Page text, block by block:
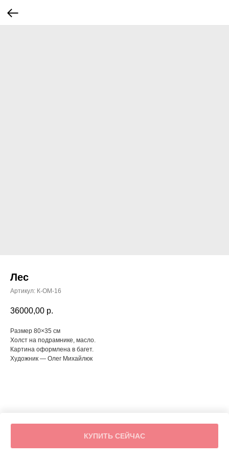
Лес
Артикул: К-ОМ-16
36000,00 р.
КУПИТЬ СЕЙЧАС
Размер 80×35 см
Холст на подрамнике, масло.
Картина оформлена в багет.
Художник — Олег Михайлюк